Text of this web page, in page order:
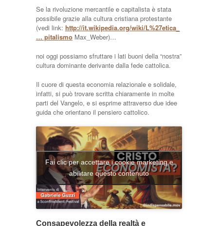
Se la rivoluzione mercantile e capitalista è stata
possibile grazie alla cultura cristiana protestante
(vedi link: http://it.wikipedia.org/wiki/L%27etica_
… pitalismo Max_Weber)…
noi oggi possiamo sfruttare i lati buoni della “nostra”
cultura dominante derivante dalla fede cattolica.
Il cuore di questa economia relazionale e solidale,
infatti, si può trovare scritta chiaramente in molte
parti del Vangelo, e si esprime attraverso due idee
guida che orientano il pensiero cattolico.
Fai clic per accettare i cookie marketing e
abilitare questo contenuto
Consapevolezza della realtà e